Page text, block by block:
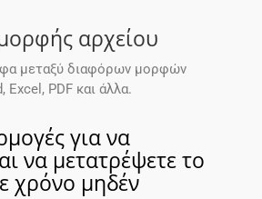
αρχείου
μεταξύ διαφόρων μορφών
PDF και άλλα.
για να
να μετατρέψετε το
χρόνο μηδέν